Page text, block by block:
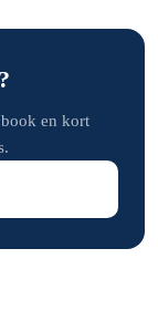
en kort